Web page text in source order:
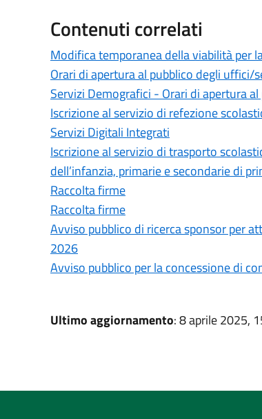
Contenuti correlati
Modifica temporanea della viabilità per
Orari di apertura al pubblico degli
Servizi Demografici - Orari di apertura al
Iscrizione al servizio di refezione
Servizi Digitali Integrati
Iscrizione al servizio di trasporto
dell’infanzia, primarie e secondarie di
Raccolta firme
Raccolta firme
Avviso pubblico di ricerca sponsor per
2026
Avviso pubblico per la concessione di
Ultimo aggiornamento: 8 aprile 2025,